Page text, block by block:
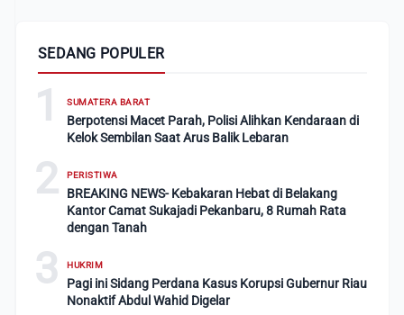
SEDANG POPULER
1 SUMATERA BARAT
Berpotensi Macet Parah, Polisi Alihkan Kendaraan di
Kelok Sembilan Saat Arus Balik Lebaran
2 PERISTIWA
BREAKING NEWS- Kebakaran Hebat di Belakang
Kantor Camat Sukajadi Pekanbaru, 8 Rumah Rata
dengan Tanah
3 HUKRIM
Pagi ini Sidang Perdana Kasus Korupsi Gubernur Riau
Nonaktif Abdul Wahid Digelar